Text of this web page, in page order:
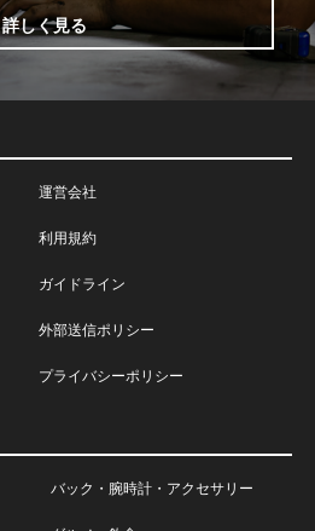
詳しく見る
運営会社
利用規約
ガイドライン
外部送信ポリシー
プライバシーポリシー
バック・腕時計・アクセサリー